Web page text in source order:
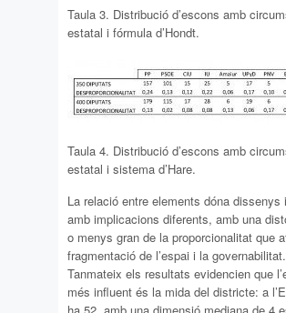
Taula 3. Distribució d’escons amb
estatal i fórmula d’Hondt.
Taula 4. Distribució d’escons amb
estatal i sistema d’Hare.
La relació entre elements dóna dissenys
amb implicacions diferents, amb una
o menys gran de la proporcionalitat que
fragmentació de l’espai i la governabilitat.
Tanmateix els resultats evidencien que
més influent és la mida del districte: a